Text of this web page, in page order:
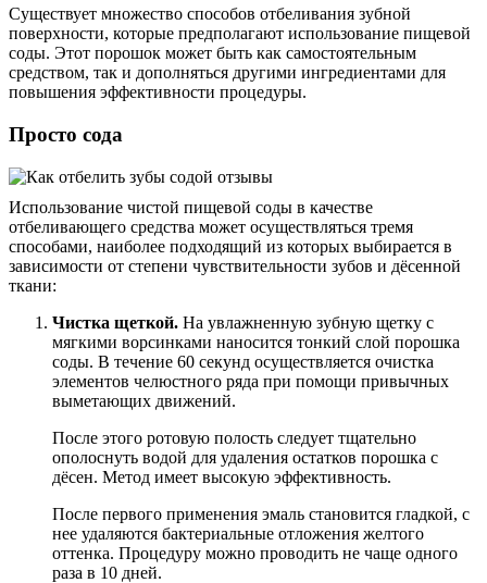
Существует множество способов отбеливания зубной
поверхности, которые предполагают использование пищевой
соды. Этот порошок может быть как самостоятельным
средством, так и дополняться другими ингредиентами для
повышения эффективности процедуры.
Просто сода
Использование чистой пищевой соды в качестве
отбеливающего средства может осуществляться тремя
способами, наиболее подходящий из которых выбирается в
зависимости от степени чувствительности зубов и дёсенной
ткани:
Чистка щеткой. На увлажненную зубную щетку с
мягкими ворсинками наносится тонкий слой порошка
соды. В течение 60 секунд осуществляется очистка
элементов челюстного ряда при помощи привычных
выметающих движений.
После этого ротовую полость следует тщательно
ополоснуть водой для удаления остатков порошка с
дёсен. Метод имеет высокую эффективность.
После первого применения эмаль становится гладкой, с
нее удаляются бактериальные отложения желтого
оттенка. Процедуру можно проводить не чаще одного
раза в 10 дней.